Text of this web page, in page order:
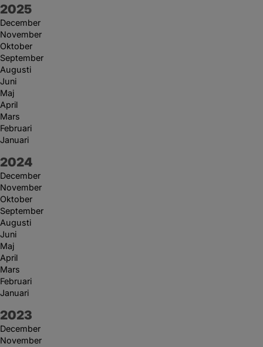
År:
2025
December
November
Oktober
September
Augusti
Juni
Maj
April
Mars
Februari
Januari
År:
2024
December
November
Oktober
September
Augusti
Juni
Maj
April
Mars
Februari
Januari
År:
2023
December
November